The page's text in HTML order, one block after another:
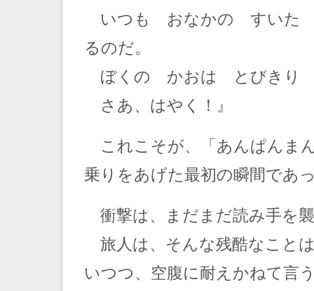
いつも おなかの すいた
るのだ。
ぼくの かおは とびきり
さあ、はやく！』
これこそが、「あんぱんま
乗りをあげた最初の瞬間であ
衝撃は、まだまだ読み手を
旅人は、そんな残酷なこと
いつつ、空腹に耐えかねて言